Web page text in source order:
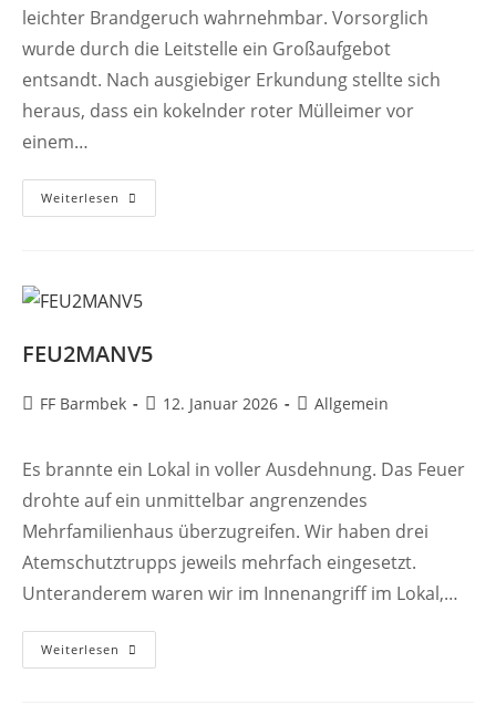
leichter Brandgeruch wahrnehmbar. Vorsorglich
wurde durch die Leitstelle ein Großaufgebot
entsandt. Nach ausgiebiger Erkundung stellte sich
heraus, dass ein kokelnder roter Mülleimer vor
einem…
Weiterlesen
FEU2MANV5
Beitrags-
FF Barmbek
Beitrag
12. Januar 2026
Beitrags-
Allgemein
Es brannte ein Lokal in voller Ausdehnung. Das Feuer
drohte auf ein unmittelbar angrenzendes
Mehrfamilienhaus überzugreifen. Wir haben drei
Atemschutztrupps jeweils mehrfach eingesetzt.
Unteranderem waren wir im Innenangriff im Lokal,…
Weiterlesen